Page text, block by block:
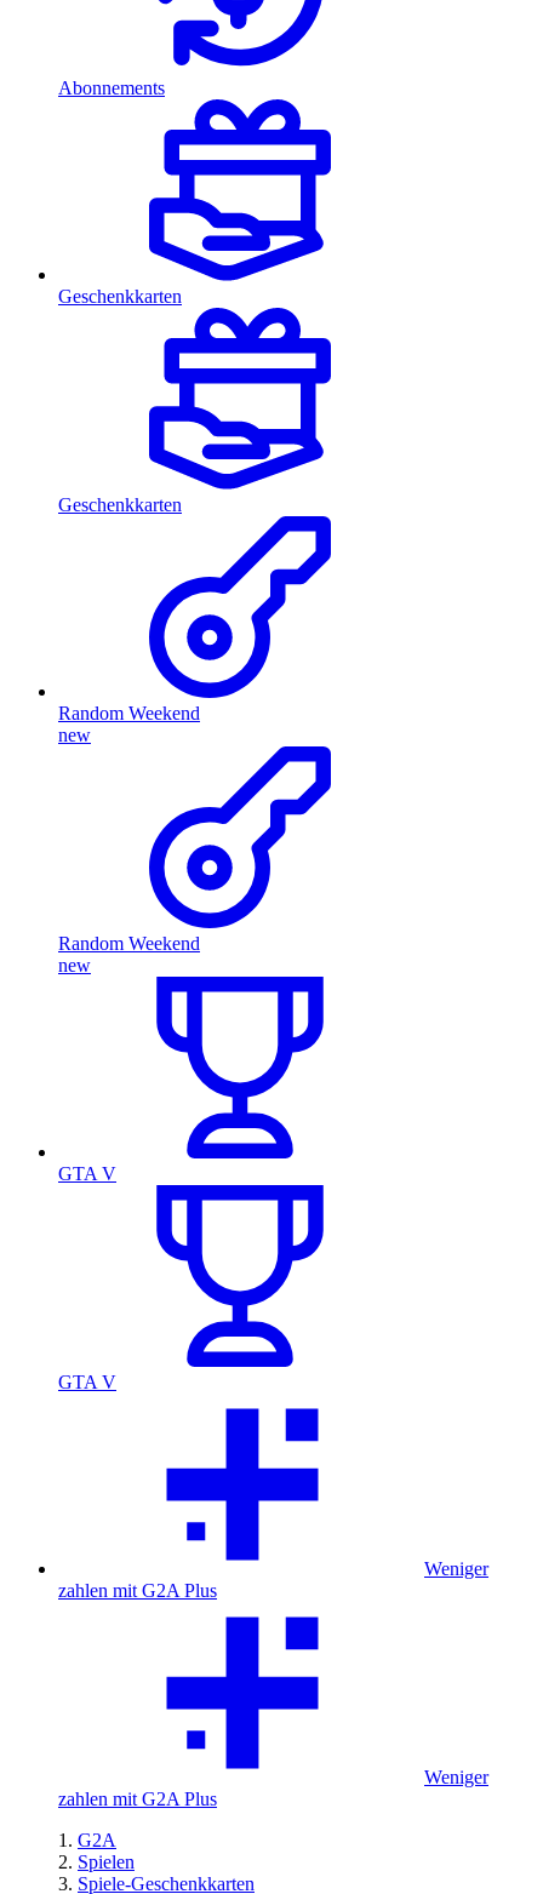
Abonnements
Geschenkkarten
Geschenkkarten
Random Weekend
new
Random Weekend
new
GTA V
GTA V
Weniger
zahlen mit G2A Plus
Weniger
zahlen mit G2A Plus
G2A
Spielen
Spiele-Geschenkkarten